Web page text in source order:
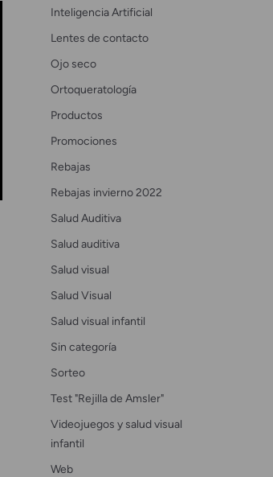
Inteligencia Artificial
Lentes de contacto
Ojo seco
Ortoqueratología
Productos
Promociones
Rebajas
Rebajas invierno 2022
Salud Auditiva
Salud auditiva
Salud visual
Salud Visual
Salud visual infantil
Sin categoría
Sorteo
Test "Rejilla de Amsler"
Videojuegos y salud visual
infantil
Web